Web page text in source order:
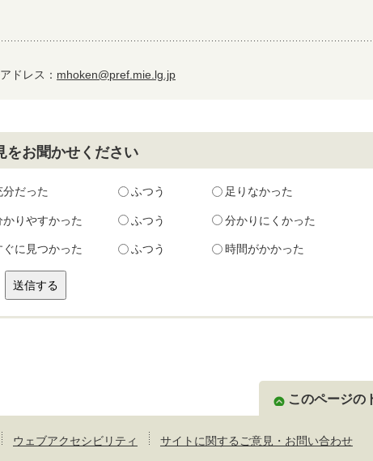
ドレス： mhoken@pref.mie.lg.jp
をお聞かせください
分だった ふつう 足りなかった
かりやすかった ふつう 分かりにくかった
ぐに見つかった ふつう 時間がかかった
このページの
ウェブアクセシビリティ サイトに関するご意見・お問い合わせ